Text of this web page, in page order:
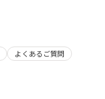
よくあるご質問